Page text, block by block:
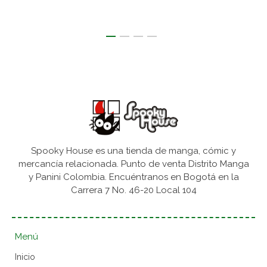
Spooky House es una tienda de manga, cómic y
mercancía relacionada. Punto de venta Distrito Manga
y Panini Colombia. Encuéntranos en Bogotá en la
Carrera 7 No. 46-20 Local 104
Menú
Inicio